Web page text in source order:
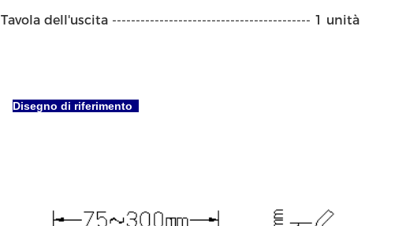
Tavola dell'uscita ------------------------------------------ 1 unità
Disegno di riferimento